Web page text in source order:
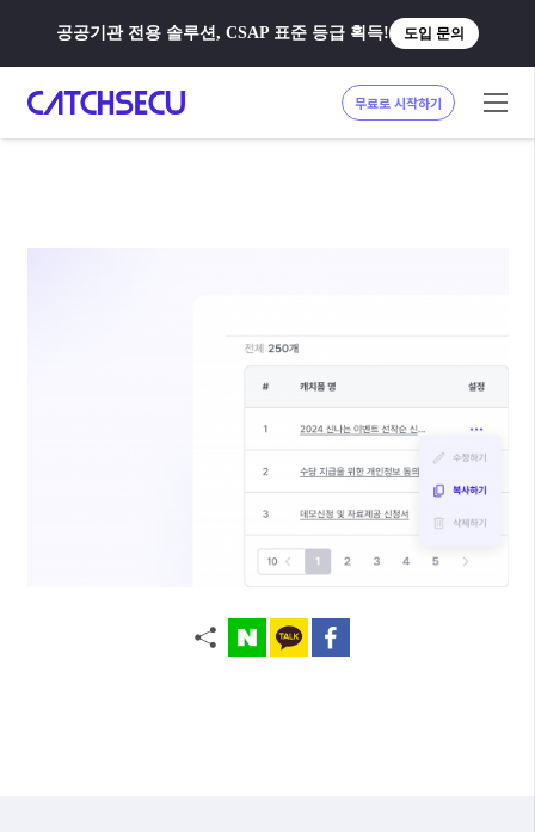
공공기관 전용 솔루션, CSAP 표준 등급 획득! 도입 문의
무료로 시작하기